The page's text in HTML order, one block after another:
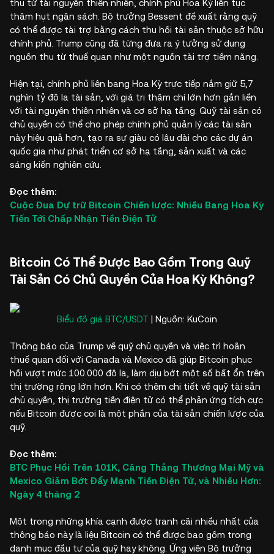
thu từ tài nguyên thiên nhiên, chính phủ Hoa Kỳ liên tục
thâm hụt ngân sách. Bộ trưởng Bessent đề xuất rằng quỹ
có thể được tài trợ bằng cách thu hồi tài sản thuộc sở hữu
chính phủ. Trump cũng đã từng đưa ra ý tưởng sử dụng
nguồn thu từ thuế quan như một nguồn tài trợ tiềm năng.
Hiện tại, chính phủ liên bang Hoa Kỳ trực tiếp nắm giữ 5,7
nghìn tỷ đô la tài sản, với giá trị thậm chí lớn hơn gắn liền
với tài nguyên thiên nhiên và cơ sở hạ tầng. Quỹ tài sản có
chủ quyền có thể cho phép chính phủ quản lý các tài sản
này hiệu quả hơn, tạo ra sự giàu có lâu dài cho các dự án
quốc gia như phát triển cơ sở hạ tầng, sản xuất và các
sáng kiến nghiên cứu.
Đọc thêm:
Cuộc Đua Dự trữ Bitcoin Chiến lược: Nhiều Bang Hoa Kỳ
Tiến Tới Chấp Nhận Tiền Điện Tử
Bitcoin Có Thể Được Bao Gồm Trong Quỹ
Tài Sản Có Chủ Quyền Của Hoa Kỳ Không?
Biểu đồ giá BTC/USDT | Nguồn: KuCoin
Thông báo của Trump về quỹ chủ quyền và việc trì hoãn
thuế quan đối với Canada và Mexico đã giúp Bitcoin phục
hồi vượt mức 100.000 đô la, làm dịu bớt một số bất ổn trên
thị trường rộng lớn hơn. Khi có thêm chi tiết về quỹ tài sản
chủ quyền, thị trường tiền điện tử có thể phản ứng tích cực
nếu Bitcoin được coi là một phần của tài sản chiến lược của
quỹ.
Đọc thêm:
BTC Phục Hồi Trên 101K, Căng Thẳng Thương Mại Mỹ và
Mexico Giảm Bớt Đẩy Mạnh Tiền Điện Tử, và Nhiều Hơn:
Ngày 4 tháng 2
Một trong những khía cạnh được tranh cãi nhiều nhất của
thông báo này là liệu Bitcoin có thể được bao gồm trong
danh mục đầu tư của quỹ hay không. Ứng viên Bộ trưởng